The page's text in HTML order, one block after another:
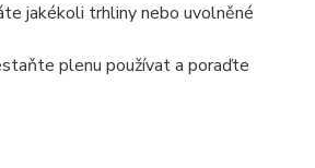
jakékoli trhliny nebo uvolněné
plenu používat a poraďte